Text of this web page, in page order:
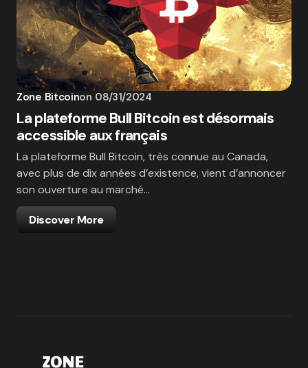
Zone Bitcoinon 08/31/2024
La plateforme Bull Bitcoin est désormais
accessible aux français
La plateforme Bull Bitcoin, très connue au Canada,
avec plus de dix années d’existence, vient d’annoncer
son ouverture au marché…
Discover More